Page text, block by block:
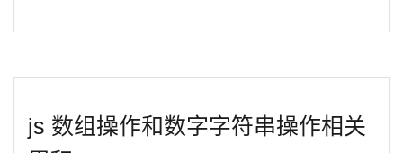
js 数组操作和数字字符串操作相关